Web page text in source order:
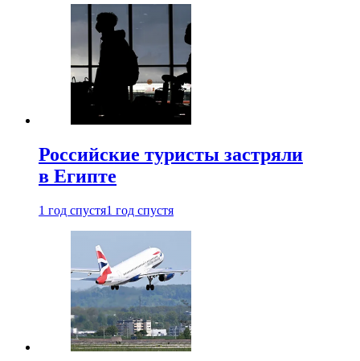
Российские туристы застряли
в Египте
1 год спустя1 год спустя